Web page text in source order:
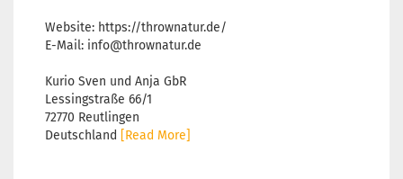
Website: https://thrownatur.de/
E-Mail: info@thrownatur.de
Kurio Sven und Anja GbR
Lessingstraße 66/1
72770 Reutlingen
Deutschland [Read More]